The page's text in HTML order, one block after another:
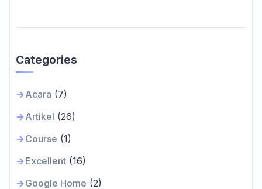
Categories
Acara (7)
Artikel (26)
Course (1)
Excellent(16)
Google Home (2)